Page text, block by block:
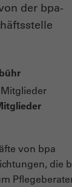
der bpa-
Mitglieder
von bpa
die